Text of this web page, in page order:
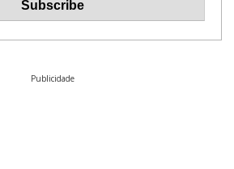
Publicidade